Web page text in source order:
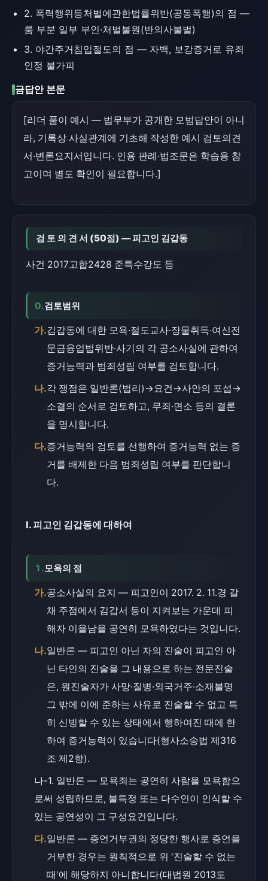
2. 폭력행위등처벌에관한법률위반(공동폭행)의 점 —
룸 부분 일부 부인·처벌불원(반의사불벌)
3. 야간주거침입절도의 점 — 자백, 보강증거로 유죄
인정 불가피
금답안 본문
[리더 풀이 예시 — 법무부가 공개한 모범답안이 아니
라, 기록상 사실관계에 기초해 작성한 예시 검토의견
서·변론요지서입니다. 인용 판례·법조문은 학습용 참
고이며 별도 확인이 필요합니다.]
검 토 의 견 서 (50점) — 피고인 김갑동
사건 2017고합2428 준특수강도 등
0.검토범위
가.김갑동에 대한 모욕·절도교사·장물취득·여신전
문금융업법위반·사기의 각 공소사실에 관하여
증거능력과 범죄성립 여부를 검토합니다.
나.각 쟁점은 일반론(법리)→요건→사안의 포섭→
소결의 순서로 검토하고, 무죄·면소 등의 결론
을 명시합니다.
다.증거능력의 검토를 선행하여 증거능력 없는 증
거를 배제한 다음 범죄성립 여부를 판단합니
다.
Ⅰ. 피고인 김갑동에 대하여
1.모욕의 점
가.공소사실의 요지 — 피고인이 2017. 2. 11.경 갈
채 주점에서 김갑서 등이 지켜보는 가운데 피
해자 이을남을 공연히 모욕하였다는 것입니다.
나.일반론 — 피고인 아닌 자의 진술이 피고인 아
닌 타인의 진술을 그 내용으로 하는 전문진술
은, 원진술자가 사망·질병·외국거주·소재불명
그 밖에 이에 준하는 사유로 진술할 수 없고 특
히 신빙할 수 있는 상태에서 행하여진 때에 한
하여 증거능력이 있습니다(형사소송법 제316
조 제2항).
나-1. 일반론 — 모욕죄는 공연히 사람을 모욕함으
로써 성립하므로, 불특정 또는 다수인이 인식할 수
있는 공연성이 그 구성요건입니다.
다.일반론 — 증언거부권의 정당한 행사로 증언을
거부한 경우는 원칙적으로 위 '진술할 수 없는
때'에 해당하지 아니합니다(대법원 2013도